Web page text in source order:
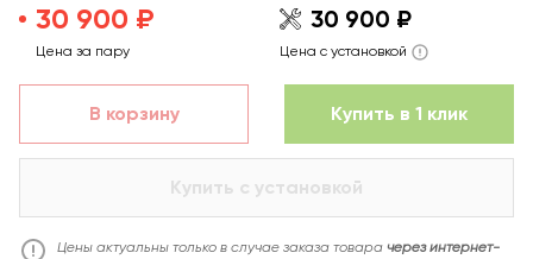
30 900 ₽
Цена за пару
30 900 ₽
Цена с установкой
В корзину Купить в 1 клик
Купить с установкой
Цены актуальны только в случае заказа товара через интернет-